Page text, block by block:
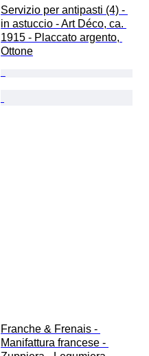
Servizio per antipasti (4) -
in astuccio - Art Déco, ca.
1915 - Placcato argento,
Ottone
Franche & Frenais -
Manifattura francese -